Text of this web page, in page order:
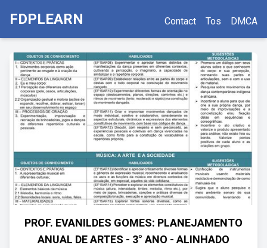
FDPLEARN Contact Tos DMCA
PROF. EVANILDES GOMES: PLANEJAMENTO
ANUAL DE ARTES - 3° ANO - ALINHADO